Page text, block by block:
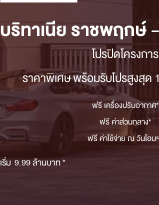
บริทาเนีย ราชพฤกษ์
โปรปิดโครงการ
ราคาพิเศษ พร้อมรับโปรสูงสุด
ฟรี เครื่องปรับอากาศ*
ฟรี ค่าส่วนกลาง*
ฟรี ค่าใช้จ่าย ณ วันโอน
เริ่ม 9.99 ล้านบาท *